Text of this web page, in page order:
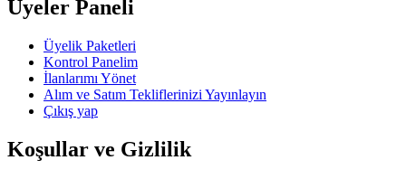
Üyeler Paneli
Üyelik Paketleri
Kontrol Panelim
İlanlarımı Yönet
Alım ve Satım Tekliflerinizi Yayınlayın
Çıkış yap
Koşullar ve Gizlilik